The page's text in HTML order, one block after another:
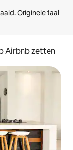
Originele taal
Airbnb zetten